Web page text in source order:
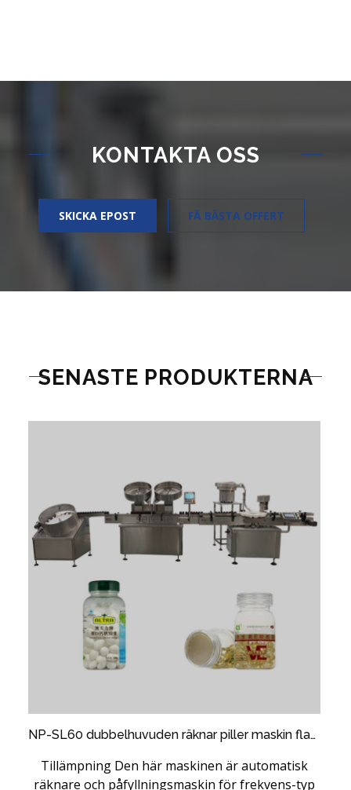
KONTAKTA OSS
SKICKA EPOST FÅ BÄSTA OFFERT
SENASTE PRODUKTERNA
NP-SL60 dubbelhuvuden räknar piller maskin flaskan kapsel fyllmedel
Tillämpning Den här maskinen är automatisk
räknare och påfyllningsmaskin för frekvens-typ